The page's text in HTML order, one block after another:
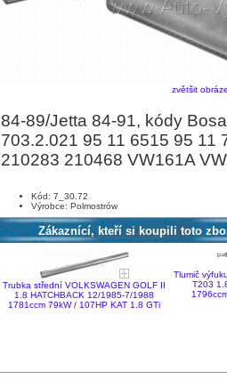
zvětšit
84-89/Jetta 84-91, kódy
703.2.021 95 11 6515 95 11
210283 210468 VW161A
Kód: 7_30.72
Výrobce: Polmostrów
Zákaznící, kteří si koupili toto
Trubka střední VOLKSWAGEN GOLF II
1.8 HATCHBACK 12/1985-7/1988
1781ccm 79kW / 107HP KAT 1.8 GTi
Tlumič
T203